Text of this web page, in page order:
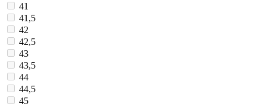
41
41,5
42
42,5
43
43,5
44
44,5
45